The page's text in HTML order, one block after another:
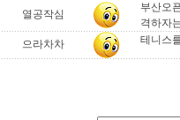
열공작심
부산오
격하자
으라차차 테니스